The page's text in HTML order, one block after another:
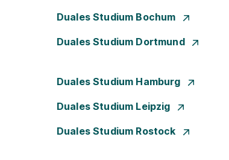
Duales Studium Bochum
Duales Studium Dortmund
Duales Studium Hamburg
Duales Studium Leipzig
Duales Studium Rostock